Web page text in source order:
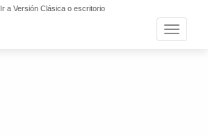
Ir a Versión Clásica o escritorio
Toggle